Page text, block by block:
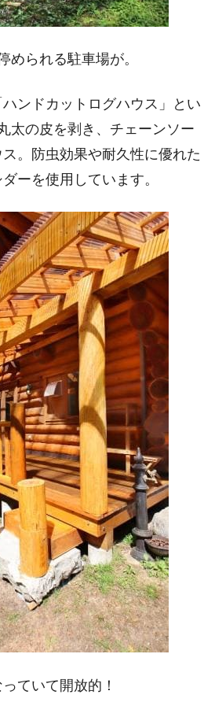
められる駐車場が。
ンドカットログハウス」とい
太の皮を剥き、チェーンソー
。防虫効果や耐久性に優れた
ーを使用しています。
ていて開放的！